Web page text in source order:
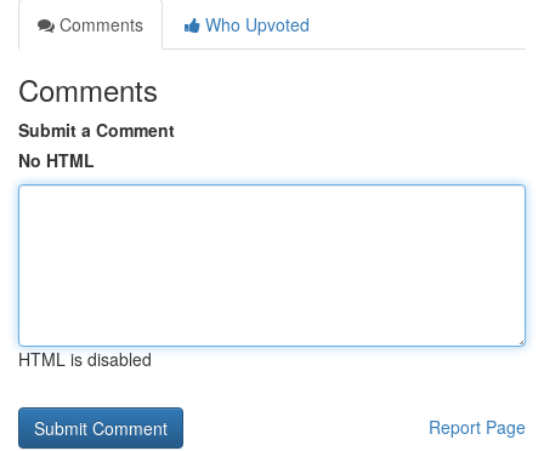
Comments
Who Upvoted
Comments
Submit a Comment
No HTML
HTML is disabled
Report Page